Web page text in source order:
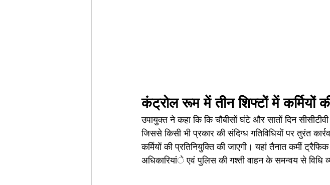
कंट्रोल रूम में तीन शिफ्टों में कर्मियों
उपायुक्त ने कहा कि कि चौबीसों घंटे और सातों दिन
जिससे किसी भी प्रकार की संदिग्ध गतिविधियों पर तुरंत
कर्मियों की प्रतिनियुक्ति की जाएगी। यहां तैनात कर्मी
अधिकारियांे एवं पुलिस की गश्ती वाहन के समन्वय से विधि